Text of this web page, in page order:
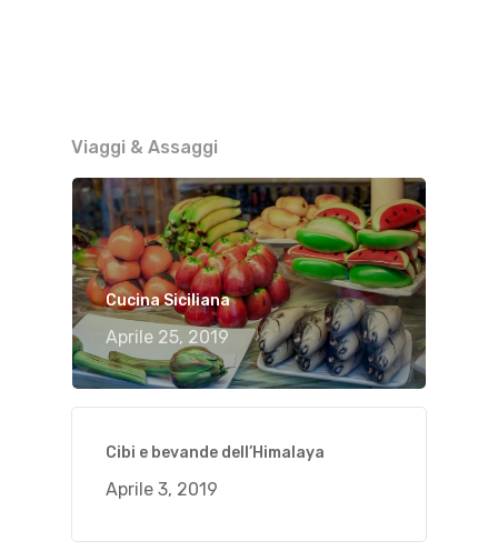
Viaggi & Assaggi
Cucina Siciliana
Aprile 25, 2019
Cibi e bevande dell’Himalaya
Aprile 3, 2019